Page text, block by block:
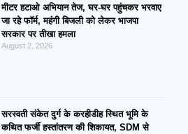
मीटर हटाओ अभियान तेज, घर-घर पहुंचकर भरवाए
जा रहे फॉर्म, महंगी बिजली को लेकर भाजपा
सरकार पर तीखा हमला
August 2, 2026
सरस्वती संकेत दुर्ग के करहीडीह स्थित भूमि के
कथित फर्जी हस्तांतरण की शिकायत, SDM से